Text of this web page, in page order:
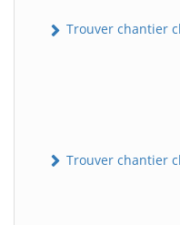
Trouver chantier
Trouver chantier